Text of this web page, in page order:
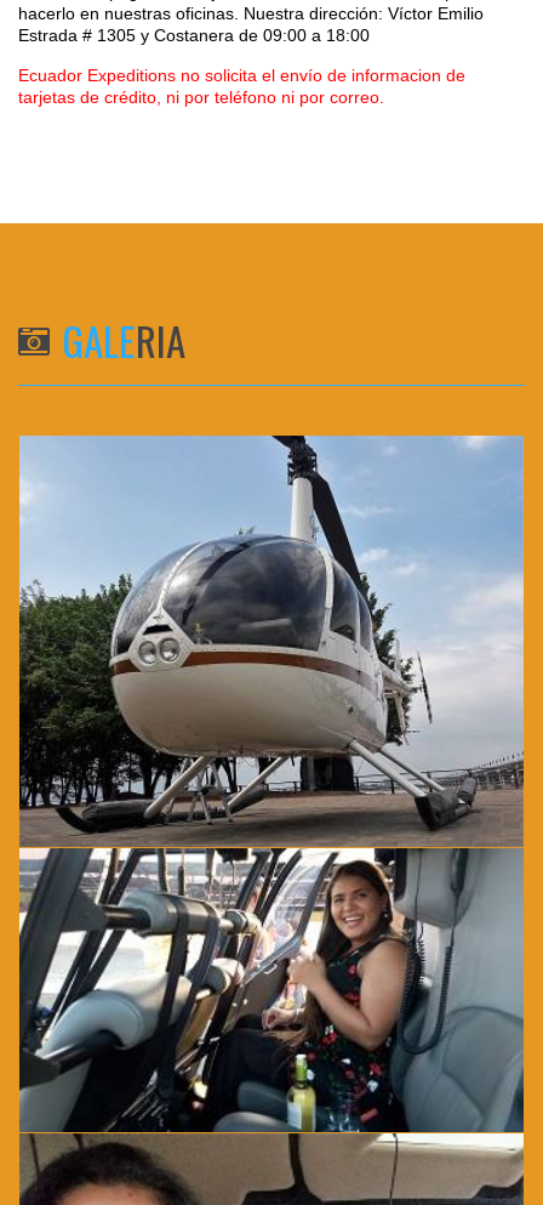
hacerlo en nuestras oficinas. Nuestra dirección: Víctor Emilio
Estrada # 1305 y Costanera de 09:00 a 18:00
Ecuador Expeditions no solicita el envío de informacion de
tarjetas de crédito, ni por teléfono ni por correo.
GALERIA